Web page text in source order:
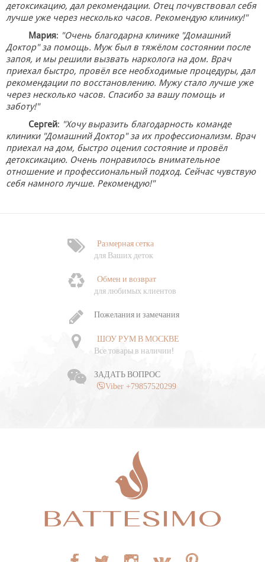
детоксикацию, дал рекомендации. Отец почувствовал себя
лучше уже через несколько часов. Рекомендую клинику!"
Мария: "Очень благодарна клинике "Домашний
Доктор" за помощь. Муж был в тяжёлом состоянии после
запоя, и мы решили вызвать нарколога на дом. Врач
приехал быстро, провёл все необходимые процедуры, дал
рекомендации по восстановлению. Мужу стало лучше уже
через несколько часов. Спасибо за вашу помощь и
заботу!"
Сергей: "Хочу выразить благодарность команде
клиники "Домашний Доктор" за их профессионализм. Врач
приехал на дом, быстро оценил состояние и провёл
детоксикацию. Очень понравилось внимательное
отношение и профессиональный подход. Сейчас чувствую
себя намного лучше. Рекомендую!"
Размерная сетка
для Ваших деток
Обмен и возврат
для любимых клиентов
Пожелания и замечания
ШОУ РУМ В МОСКВЕ
Все товары в наличии!
ЗАДАТЬ ВОПРОС
Viber +79857520299